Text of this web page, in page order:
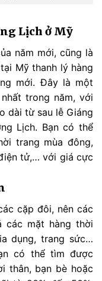
Lịch ở Mỹ
năm mới, cũng là
Mỹ thanh lý hàng
mới. Đây là một
trong năm, với
dài từ sau lễ Giáng
Lịch. Bạn có thể
trang mùa đông,
tử,… với giá cực
cặp đôi, nên các
các mặt hàng thời
dụng, trang sức…
có thể tìm được
thân, bạn bè hoặc